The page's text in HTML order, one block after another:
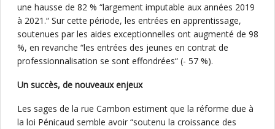
une hausse de 82 % “largement imputable aux années 2019
à 2021.“ Sur cette période, les entrées en apprentissage,
soutenues par les aides exceptionnelles ont augmenté de 98
%, en revanche “les entrées des jeunes en contrat de
professionnalisation se sont effondrées“ (- 57 %).
Un succès, de nouveaux enjeux
Les sages de la rue Cambon estiment que la réforme due à
la loi Pénicaud semble avoir “soutenu la croissance des